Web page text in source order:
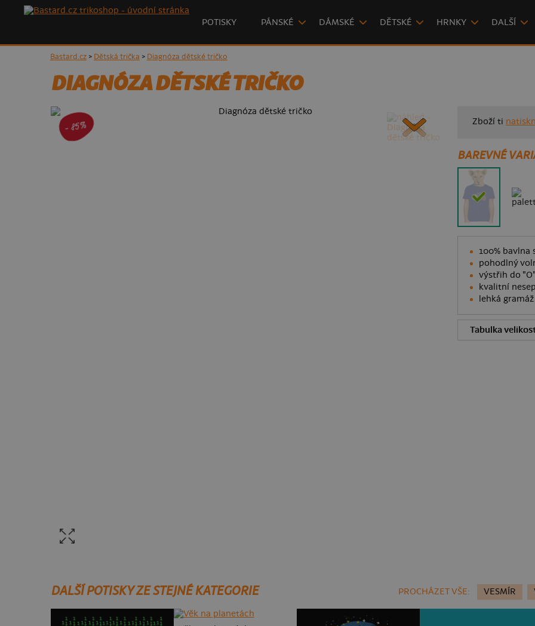
POTISKY PÁNSKÉ DÁMSKÉ DĚTSKÉ HRNKY DALŠÍ
Bastard.cz> Dětská trička > Diagnóza dětské tričko
DIAGNÓZA DĚTSKÉ TRIČKO
- 85% Zboží ti
BAREVNÉ
100%
pohodlný
výstřih do
kvalitní
lehká
Tabulka
DALŠÍ POTISKY ZE STEJNÉ KATEGORIE PROCHÁZET VŠE: VESMÍR